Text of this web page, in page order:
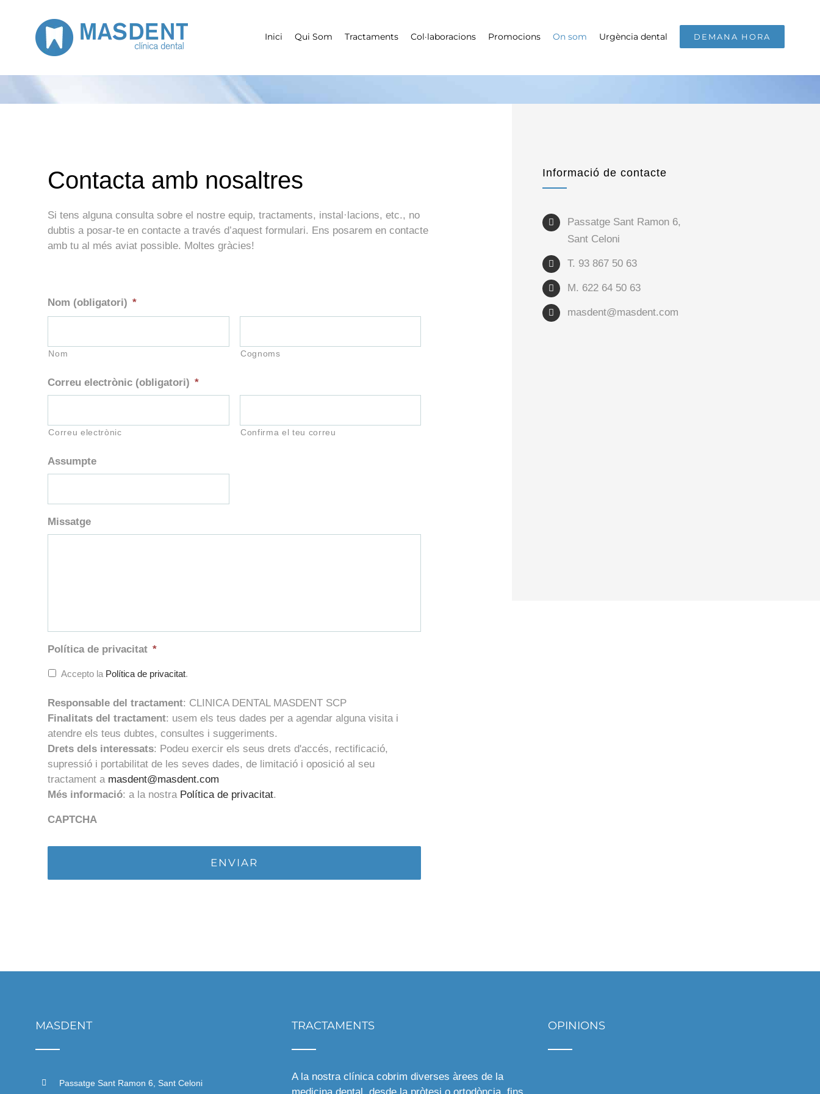
contenido
Inici Qui Som Tractaments Col·laboracions Promocions On som Urgència dental DEMANA HORA
Contacta amb nosaltres
Si tens alguna consulta sobre el nostre equip, tractaments, instal·lacions, etc., no
dubtis a posar-te en contacte a través d’aquest formulari. Ens posarem en contacte
amb tu al més aviat possible. Moltes gràcies!
Nom (obligatori) *
Nom Cognoms
Correu electrònic (obligatori) *
Correu electrònic Confirma el teu correu
Assumpte
Missatge
Política de privacitat *
Accepto la Política de privacitat.
Responsable del tractament: CLINICA DENTAL MASDENT SCP
Finalitats del tractament: usem els teus dades per a agendar alguna visita i
atendre els teus dubtes, consultes i suggeriments.
Drets dels interessats: Podeu exercir els seus drets d'accés, rectificació,
supressió i portabilitat de les seves dades, de limitació i oposició al seu
tractament a masdent@masdent.com
Més informació: a la nostra Política de privacitat.
CAPTCHA
Informació de contacte
Passatge Sant Ramon 6,
Sant Celoni
T. 93 867 50 63
M. 622 64 50 63
masdent@masdent.com
MASDENT
Passatge Sant Ramon 6, Sant Celoni
TRACTAMENTS
A la nostra clínica cobrim diverses àrees de la
medicina dental, desde la pròtesi o ortodòncia, fins
OPINIONS